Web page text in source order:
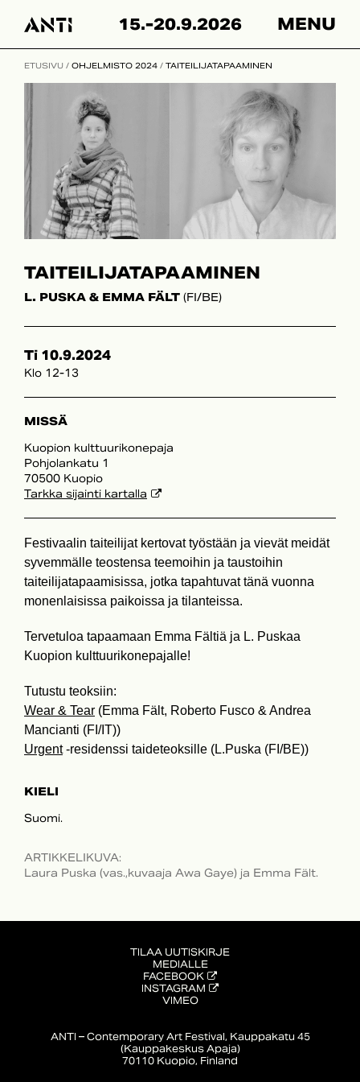
content
15.-20.9.2026 MENU
ETUSIVU / OHJELMISTO 2024 / TAITEILIJATAPAAMINEN
TAITEILIJATAPAAMINEN
L. PUSKA & EMMA FÄLT (FI/BE)
Ti 10.9.2024
Klo 12-13
MISSÄ
Kuopion kulttuurikonepaja
Pohjolankatu 1
70500 Kuopio
Tarkka sijainti kartalla
Festivaalin taiteilijat kertovat työstään ja vievät meidät
syvemmälle teostensa teemoihin ja taustoihin
taiteilijatapaamisissa, jotka tapahtuvat tänä vuonna
monenlaisissa paikoissa ja tilanteissa.
Tervetuloa tapaamaan Emma Fältiä ja L. Puskaa
Kuopion kulttuurikonepajalle!
Tutustu teoksiin:
Wear & Tear (Emma Fält, Roberto Fusco & Andrea
Mancianti (FI/IT))
Urgent-residenssi taideteoksille (L.Puska (FI/BE))
KIELI
Suomi.
ARTIKKELIKUVA:
Laura Puska (vas.,kuvaaja Awa Gaye) ja Emma Fält.
TILAA UUTISKIRJE
MEDIALLE
FACEBOOK
INSTAGRAM
VIMEO
ANTI – Contemporary Art Festival, Kauppakatu 45
(Kauppakeskus Apaja)
70110 Kuopio, Finland